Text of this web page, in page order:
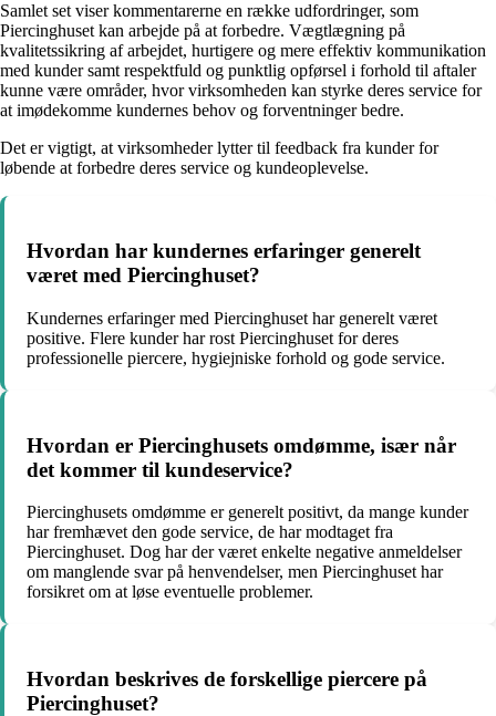
Samlet set viser kommentarerne en række udfordringer, som
Piercinghuset kan arbejde på at forbedre. Vægtlægning på
kvalitetssikring af arbejdet, hurtigere og mere effektiv kommunikation
med kunder samt respektfuld og punktlig opførsel i forhold til aftaler
kunne være områder, hvor virksomheden kan styrke deres service for
at imødekomme kundernes behov og forventninger bedre.
Det er vigtigt, at virksomheder lytter til feedback fra kunder for
løbende at forbedre deres service og kundeoplevelse.
Hvordan har kundernes erfaringer generelt
været med Piercinghuset?
Kundernes erfaringer med Piercinghuset har generelt været
positive. Flere kunder har rost Piercinghuset for deres
professionelle piercere, hygiejniske forhold og gode service.
Hvordan er Piercinghusets omdømme, især når
det kommer til kundeservice?
Piercinghusets omdømme er generelt positivt, da mange kunder
har fremhævet den gode service, de har modtaget fra
Piercinghuset. Dog har der været enkelte negative anmeldelser
om manglende svar på henvendelser, men Piercinghuset har
forsikret om at løse eventuelle problemer.
Hvordan beskrives de forskellige piercere på
Piercinghuset?